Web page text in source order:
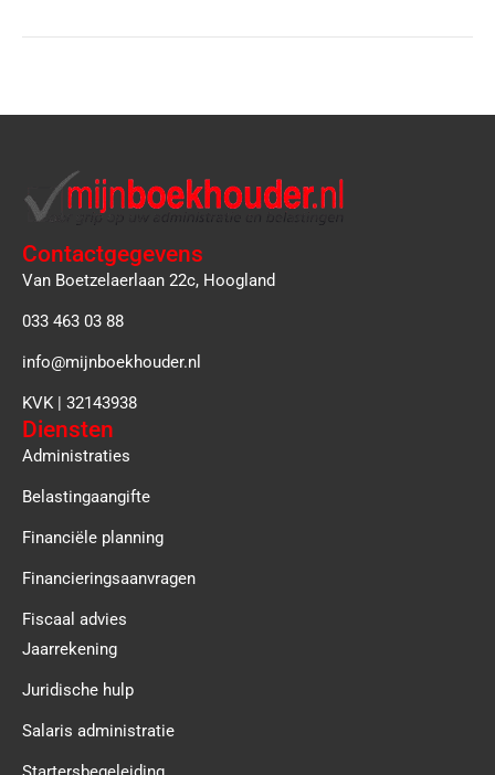
Contactgegevens
Van Boetzelaerlaan 22c, Hoogland
033 463 03 88
info@mijnboekhouder.nl
KVK | 32143938
Diensten
Administraties
Belastingaangifte
Financiële planning
Financieringsaanvragen
Fiscaal advies
Jaarrekening
Juridische hulp
Salaris administratie